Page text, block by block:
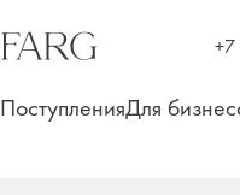
ПоступленияДля